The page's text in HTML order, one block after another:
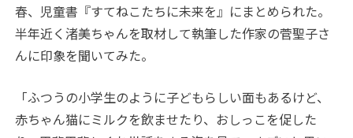
春、児童書『すてねこたちに未来を』にまとめられた。
半年近く渚美ちゃんを取材して執筆した作家の菅聖子さ
んに印象を聞いてみた。
「ふつうの小学生のように子どもらしい面もあるけど、
赤ちゃん猫にミルクを飲ませたり、おしっこを促した